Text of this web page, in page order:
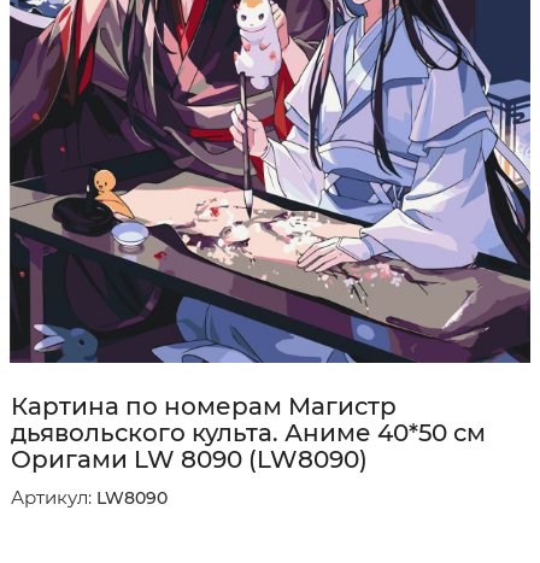
Картина по номерам Магистр
дьявольского культа. Аниме 40*50 см
Оригами LW 8090 (LW8090)
Артикул: LW8090